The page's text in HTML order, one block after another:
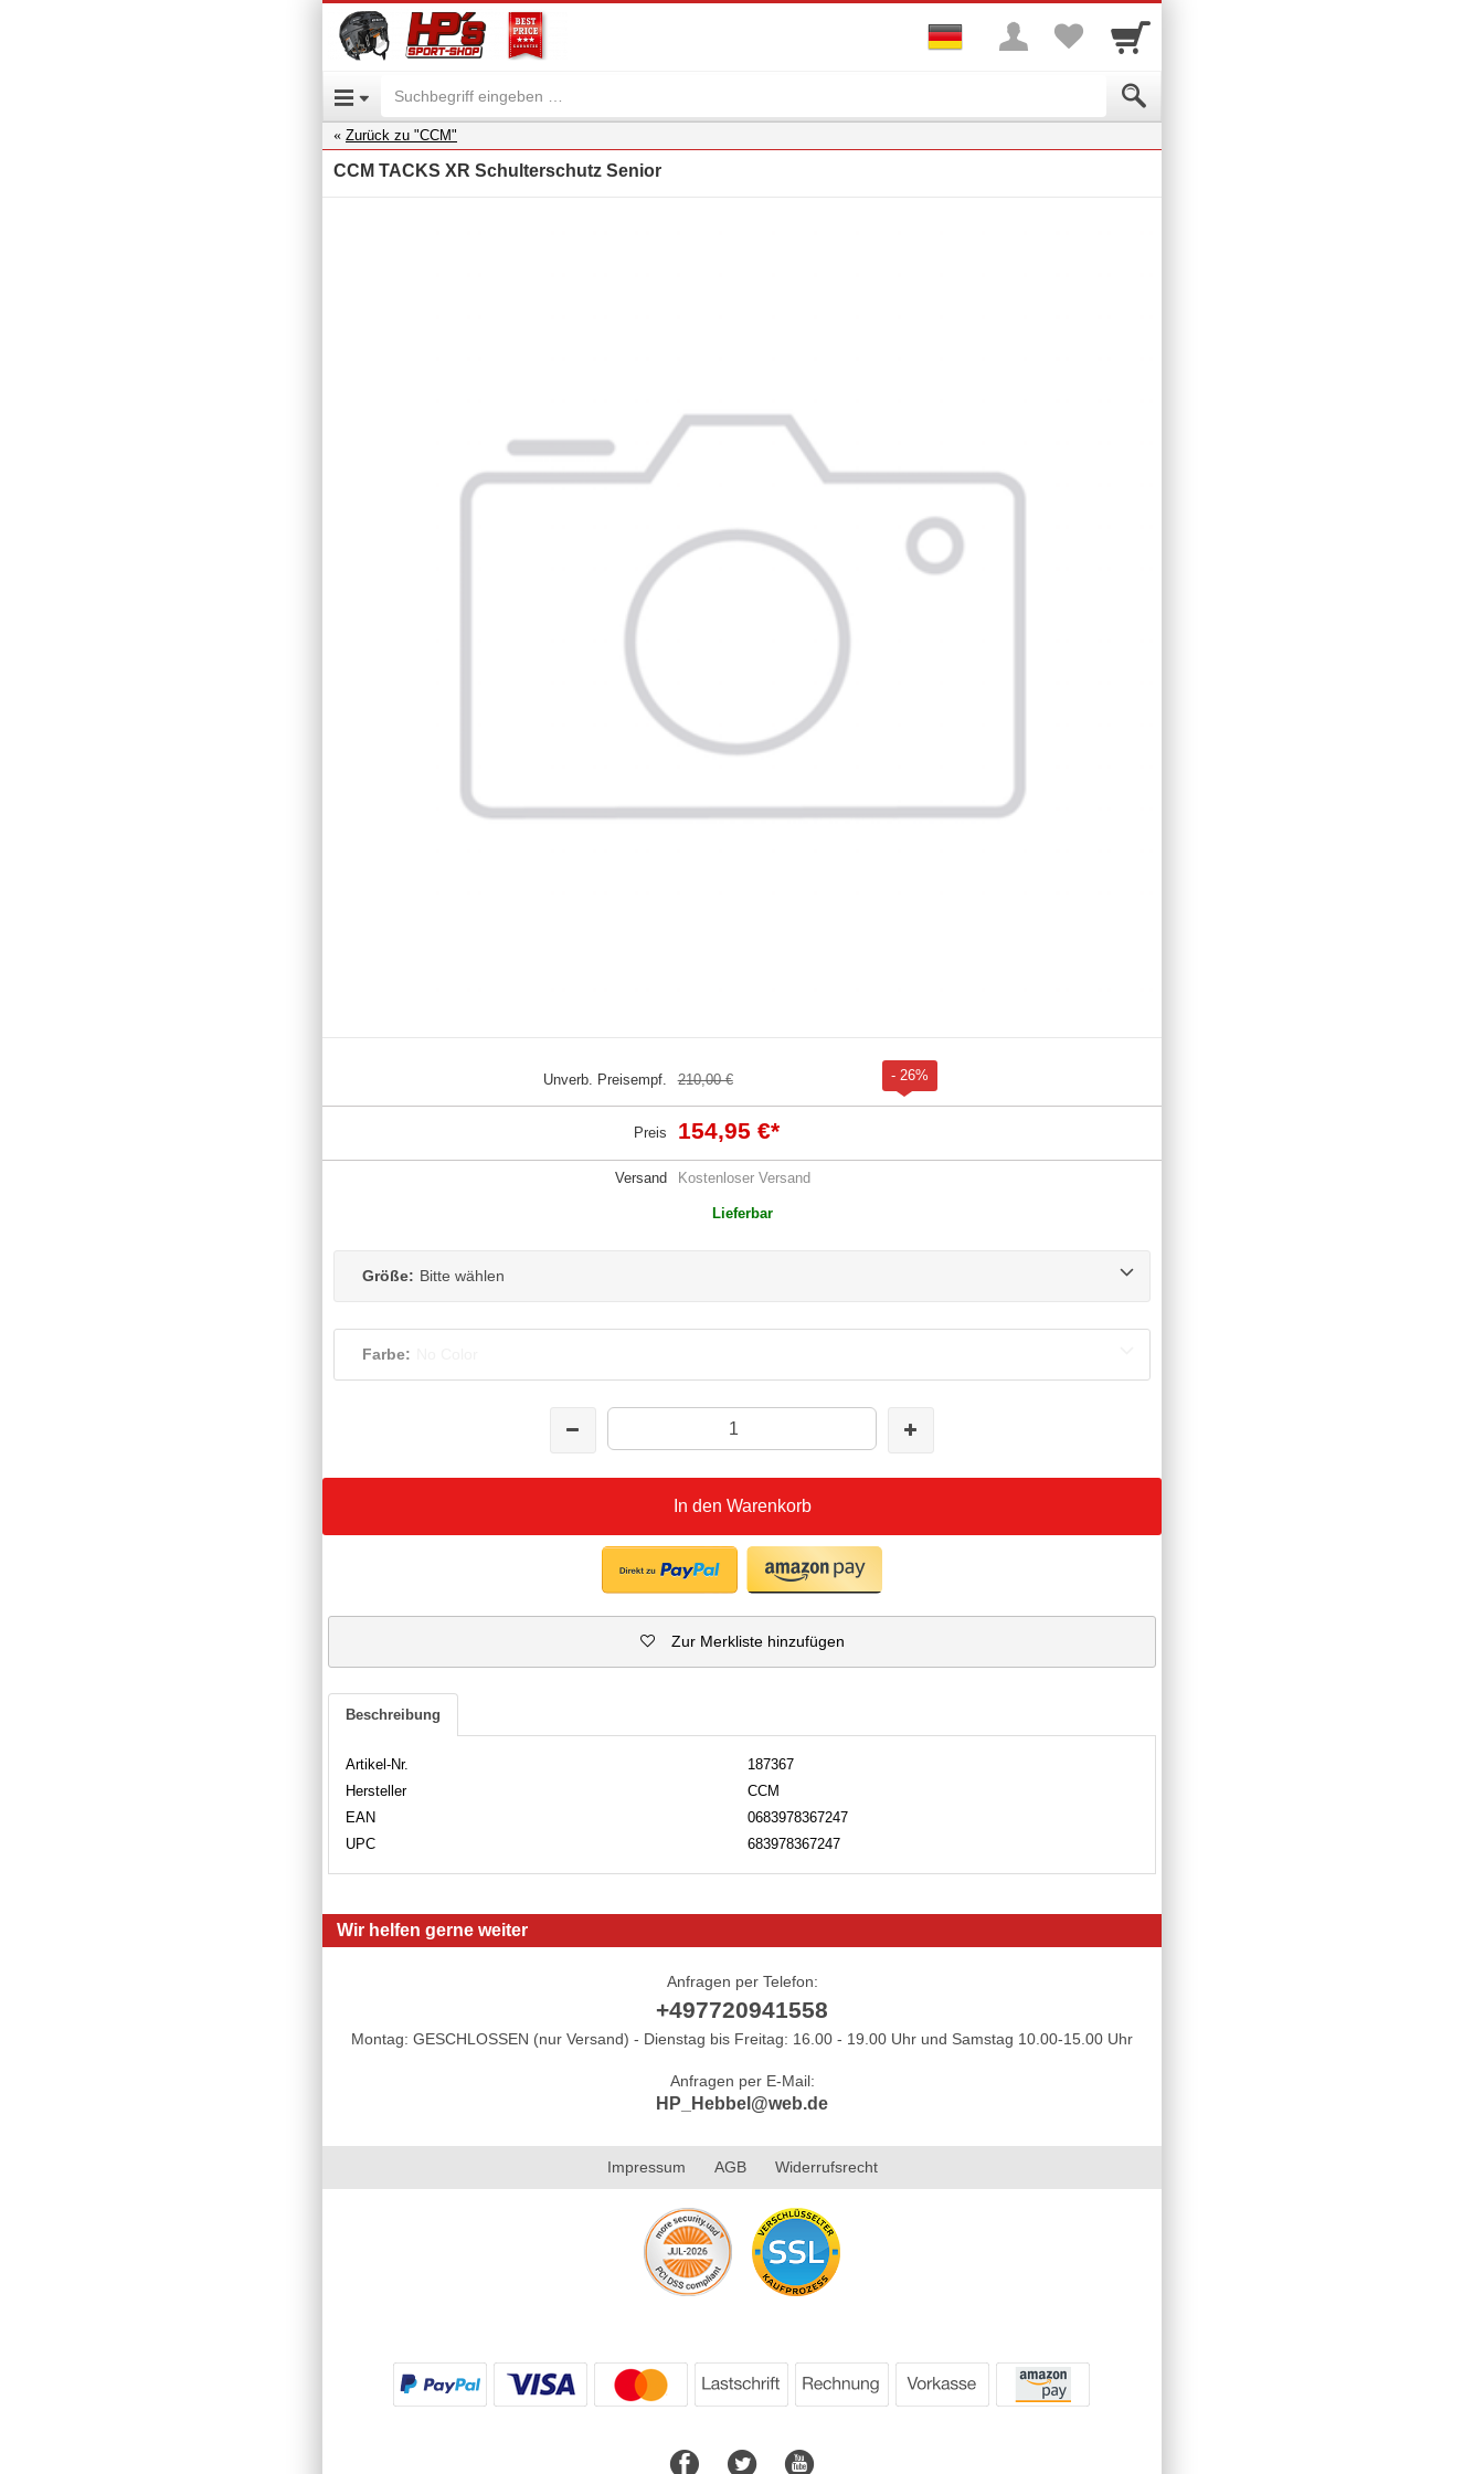
Zurück zu "CCM"
CCM TACKS XR Schulterschutz Senior
Unverb. Preisempf. 210,00 € - 26%
Preis 154,95 €*
Versand Kostenloser Versand
Lieferbar
Größe: Bitte wählen
Farbe:
In den Warenkorb
Zur Merkliste hinzufügen
Beschreibung
Artikel-Nr.
187367
Hersteller
CCM
EAN
0683978367247
UPC
683978367247
Wir helfen gerne weiter
Anfragen per Telefon:
+497720941558
Montag: GESCHLOSSEN (nur Versand) - Dienstag bis Freitag: 16.00 - 19.00 Uhr und Samstag 10.00-15.00 Uhr
Anfragen per E-Mail:
HP_Hebbel@web.de
Impressum AGB Widerrufsrecht